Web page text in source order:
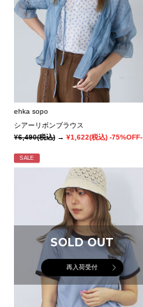
ehka sopo
シアーリボンブラウス
¥6,490(税込) → ¥1,622(税込) -75%OFF-
SALE
SOLD OUT
再入荷受付